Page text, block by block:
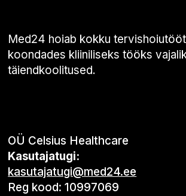
Med24 hoiab kokku
koondades kliiniliseks tööks
täiendkoolitused.
OÜ Celsius Healthcare
Kasutajatugi:
kasutajatugi@med24.ee
Reg kood: 10997069